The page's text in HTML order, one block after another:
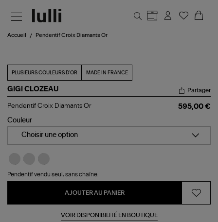
Accueil Pendentif Croix Diamants Or
PLUSIEURS COULEURS D'OR MADE IN FRANCE
GIGI CLOZEAU
Pendentif
Diamants
Or
Partager
Pendentif Croix Diamants Or
595,00 €
Couleur
Choisir une option
Pendentif vendu seul, sans chaîne.
AJOUTER AU PANIER
VOIR DISPONIBILITÉ EN BOUTIQUE